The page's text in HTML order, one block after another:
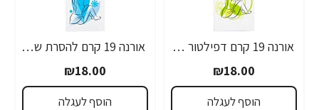
אורנה 19 קרם דפילטור לעור רגיש 80 גרם
₪18.00
הוסף לעגלה
אורנה 19 קרם להסרת שיער לקו הביקיני 90 מ"ל
₪18.00
הוסף לעגלה